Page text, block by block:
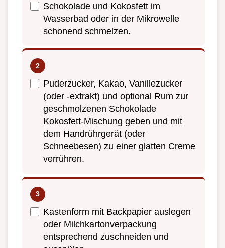
Schokolade und Kokosfett im
Wasserbad oder in der Mikrowelle
schonend schmelzen.
Puderzucker, Kakao, Vanillezucker
(oder -extrakt) und optional Rum zur
geschmolzenen Schokolade
Kokosfett-Mischung geben und mit
dem Handrührgerät (oder
Schneebesen) zu einer glatten Creme
verrühren.
Kastenform mit Backpapier auslegen
oder Milchkartonverpackung
entsprechend zuschneiden und